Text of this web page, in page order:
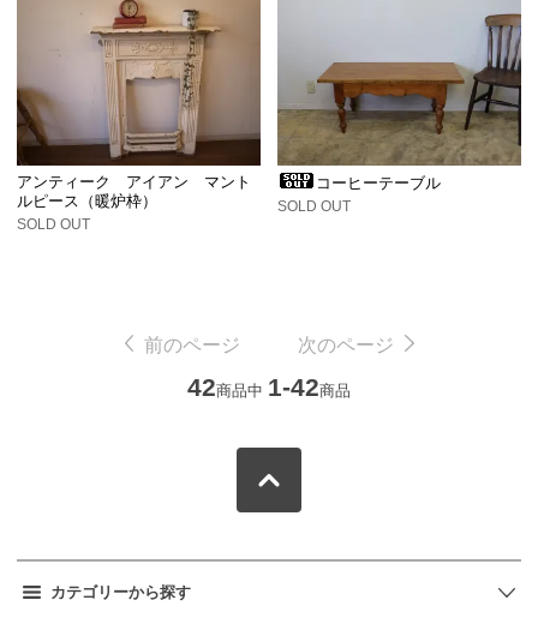
アンティーク アイアン マント
ルピース（暖炉枠）
SOLD OUT
コーヒーテーブル
SOLD OUT
前のページ 次のページ
42商品中 1-42商品
カテゴリーから探す